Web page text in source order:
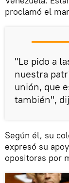
proclamó el
"Le pido a
nuestra
unión, que
también",
Según él, su
expresó su
opositoras por